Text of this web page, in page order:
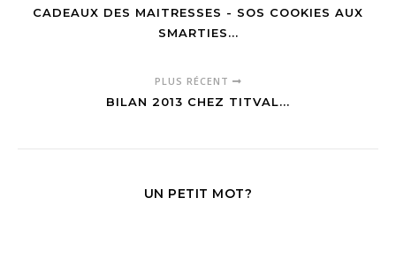
CADEAUX DES MAITRESSES - SOS COOKIES AUX
SMARTIES...
PLUS RÉCENT
BILAN 2013 CHEZ TITVAL...
UN PETIT MOT?